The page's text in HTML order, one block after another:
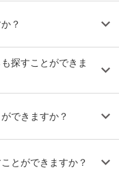
？
探すことができま
できますか？
とができますか？